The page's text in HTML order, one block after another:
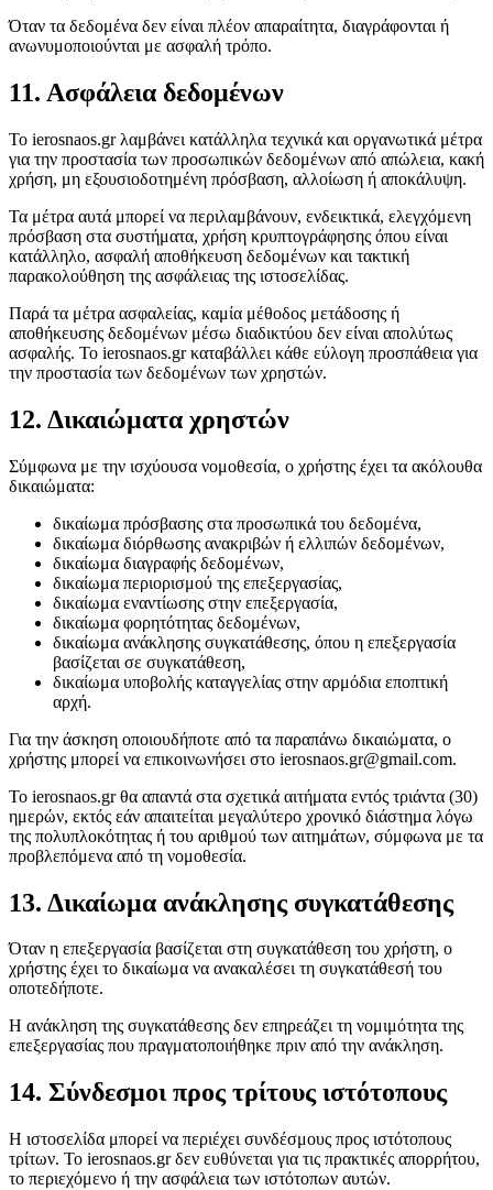
Όταν τα δεδομένα δεν είναι πλέον απαραίτητα, διαγράφονται ή
ανωνυμοποιούνται με ασφαλή τρόπο.
11. Ασφάλεια δεδομένων
Το ierosnaos.gr λαμβάνει κατάλληλα τεχνικά και οργανωτικά μέτρα
για την προστασία των προσωπικών δεδομένων από απώλεια, κακή
χρήση, μη εξουσιοδοτημένη πρόσβαση, αλλοίωση ή αποκάλυψη.
Τα μέτρα αυτά μπορεί να περιλαμβάνουν, ενδεικτικά, ελεγχόμενη
πρόσβαση στα συστήματα, χρήση κρυπτογράφησης όπου είναι
κατάλληλο, ασφαλή αποθήκευση δεδομένων και τακτική
παρακολούθηση της ασφάλειας της ιστοσελίδας.
Παρά τα μέτρα ασφαλείας, καμία μέθοδος μετάδοσης ή
αποθήκευσης δεδομένων μέσω διαδικτύου δεν είναι απολύτως
ασφαλής. Το ierosnaos.gr καταβάλλει κάθε εύλογη προσπάθεια για
την προστασία των δεδομένων των χρηστών.
12. Δικαιώματα χρηστών
Σύμφωνα με την ισχύουσα νομοθεσία, ο χρήστης έχει τα ακόλουθα
δικαιώματα:
δικαίωμα πρόσβασης στα προσωπικά του δεδομένα,
δικαίωμα διόρθωσης ανακριβών ή ελλιπών δεδομένων,
δικαίωμα διαγραφής δεδομένων,
δικαίωμα περιορισμού της επεξεργασίας,
δικαίωμα εναντίωσης στην επεξεργασία,
δικαίωμα φορητότητας δεδομένων,
δικαίωμα ανάκλησης συγκατάθεσης, όπου η επεξεργασία
βασίζεται σε συγκατάθεση,
δικαίωμα υποβολής καταγγελίας στην αρμόδια εποπτική
αρχή.
Για την άσκηση οποιουδήποτε από τα παραπάνω δικαιώματα, ο
χρήστης μπορεί να επικοινωνήσει στο ierosnaos.gr@gmail.com.
Το ierosnaos.gr θα απαντά στα σχετικά αιτήματα εντός τριάντα (30)
ημερών, εκτός εάν απαιτείται μεγαλύτερο χρονικό διάστημα λόγω
της πολυπλοκότητας ή του αριθμού των αιτημάτων, σύμφωνα με τα
προβλεπόμενα από τη νομοθεσία.
13. Δικαίωμα ανάκλησης συγκατάθεσης
Όταν η επεξεργασία βασίζεται στη συγκατάθεση του χρήστη, ο
χρήστης έχει το δικαίωμα να ανακαλέσει τη συγκατάθεσή του
οποτεδήποτε.
Η ανάκληση της συγκατάθεσης δεν επηρεάζει τη νομιμότητα της
επεξεργασίας που πραγματοποιήθηκε πριν από την ανάκληση.
14. Σύνδεσμοι προς τρίτους ιστότοπους
Η ιστοσελίδα μπορεί να περιέχει συνδέσμους προς ιστότοπους
τρίτων. Το ierosnaos.gr δεν ευθύνεται για τις πρακτικές απορρήτου,
το περιεχόμενο ή την ασφάλεια των ιστότοπων αυτών.